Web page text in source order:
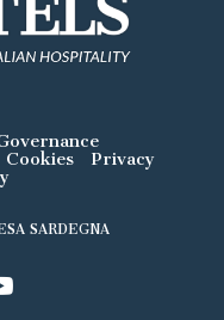
Cookies
Privacy
SARDEGNA